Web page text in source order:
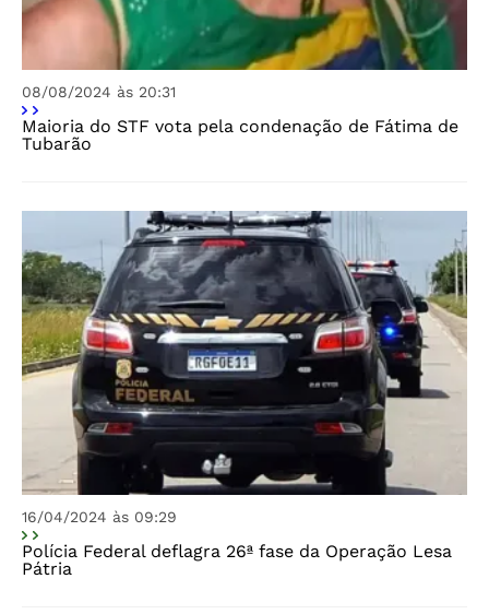
08/08/2024 às 20:31
Maioria do STF vota pela condenação de Fátima de
Tubarão
16/04/2024 às 09:29
Polícia Federal deflagra 26ª fase da Operação Lesa
Pátria